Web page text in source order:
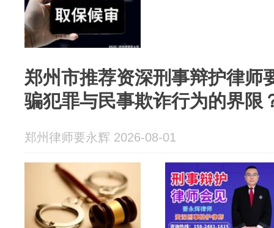
郑州市推荐资深刑事辩护律师
骗犯罪与民事欺诈行为的界限
郑州律师要永辉 2026-08-01